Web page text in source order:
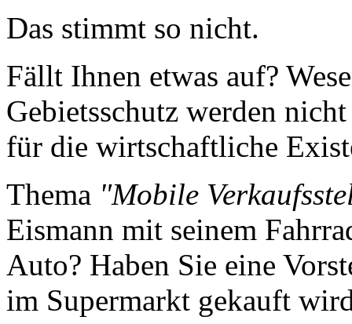
Das stimmt so nicht.
Fällt Ihnen etwas auf?
Gebietsschutz werden
für die wirtschaftliche
Thema "Mobile
Eismann mit seinem
Auto? Haben Sie eine
im Supermarkt gekauft